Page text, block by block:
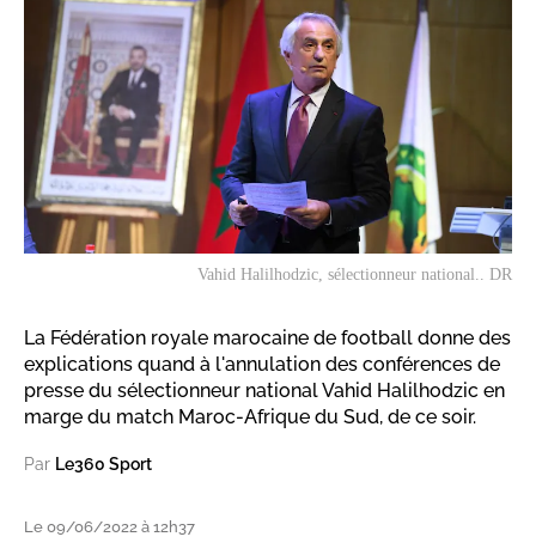
Vahid Halilhodzic, sélectionneur national.. DR
La Fédération royale marocaine de football donne des
explications quand à l'annulation des conférences de
presse du sélectionneur national Vahid Halilhodzic en
marge du match Maroc-Afrique du Sud, de ce soir.
Par Le360 Sport
Le 09/06/2022 à 12h37